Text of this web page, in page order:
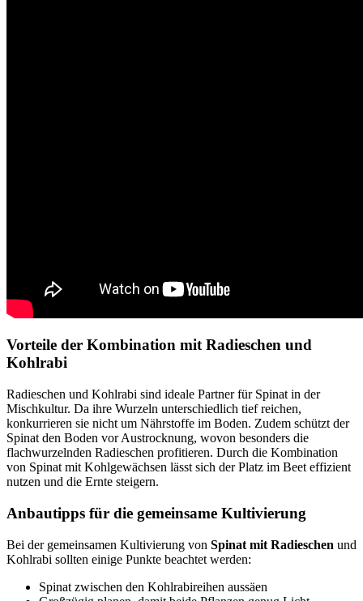
Vorteile der Kombination mit Radieschen und
Kohlrabi
Radieschen und Kohlrabi sind ideale Partner für Spinat in der
Mischkultur. Da ihre Wurzeln unterschiedlich tief reichen,
konkurrieren sie nicht um Nährstoffe im Boden. Zudem schützt der
Spinat den Boden vor Austrocknung, wovon besonders die
flachwurzelnden Radieschen profitieren. Durch die Kombination
von Spinat mit Kohlgewächsen lässt sich der Platz im Beet effizient
nutzen und die Ernte steigern.
Anbautipps für die gemeinsame Kultivierung
Bei der gemeinsamen Kultivierung von Spinat mit Radieschen und
Kohlrabi sollten einige Punkte beachtet werden:
Spinat zwischen den Kohlrabireihen aussäen